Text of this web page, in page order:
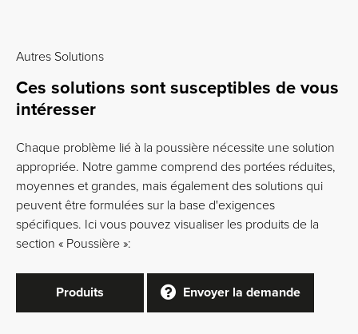
Ces solutions sont susceptibles de vous
intéresser
Autres Solutions
Chaque problème lié à la poussière nécessite une solution
appropriée. Notre gamme comprend des portées réduites,
moyennes et grandes, mais également des solutions qui
peuvent être formulées sur la base d'exigences
spécifiques. Ici vous pouvez visualiser les produits de la
section « Poussière »:
Produits Envoyer la demande